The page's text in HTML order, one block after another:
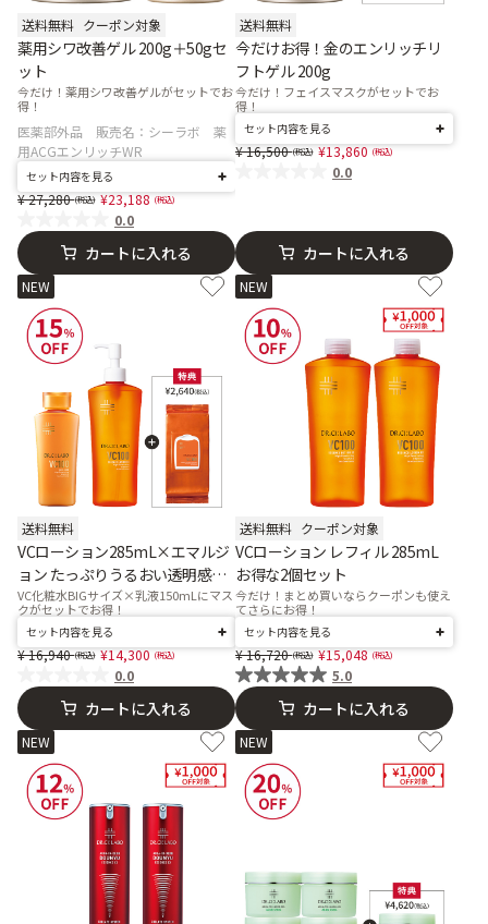
送料無料 クーポン対象
薬用シワ改善ゲル 200g＋50gセ
ット
今だけ！薬用シワ改善ゲルがセットでお
得！
医薬部外品 販売名：シーラボ 薬
用ACGエンリッチWR
セット内容を見る
Price reduced from
27,280to
23,188
0.0
カートに入れる
送料無料
今だけお得！金のエンリッチリ
フトゲル 200g
今だけ！フェイスマスクがセットでお
得！
セット内容を見る
Price reduced from
16,500to
13,860
0.0
カートに入れる
NEW
送料無料
VCローション285mL×エマルジ
ョン たっぷりうるおい透明感セ
ット
VC化粧水BIGサイズ×乳液150mLにマス
クがセットでお得！
セット内容を見る
Price reduced from
16,940to
14,300
0.0
カートに入れる
NEW
送料無料 クーポン対象
VCローション レフィル 285mL
お得な2個セット
今だけ！まとめ買いならクーポンも使え
てさらにお得！
セット内容を見る
Price reduced from
16,720to
15,048
5.0
カートに入れる
NEW NEW